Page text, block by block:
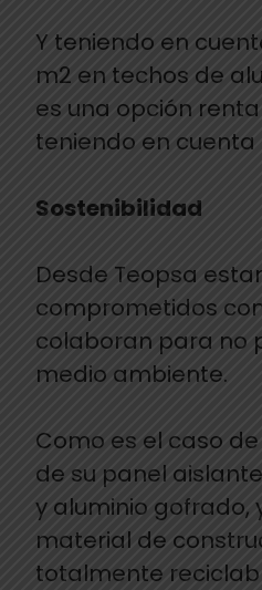
Y teniendo en
m2 en techos de
es una opción
teniendo en
Sostenibilidad
Desde Teopsa
comprometidos
colaboran para no
medio ambiente.
Como es el caso de
de su panel
y aluminio gofrado,
material de
totalmente